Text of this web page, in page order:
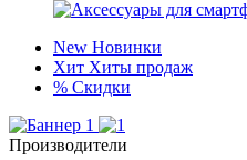
New Новинки
Хит Хиты продаж
% Скидки
Производители